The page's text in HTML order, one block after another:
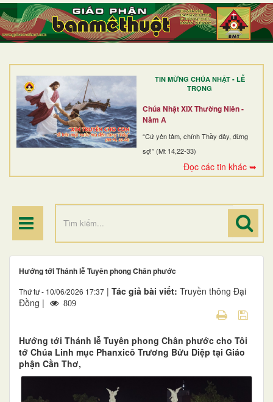
TIN MỪNG CHÚA NHẬT - LỄ
TRỌNG
Chúa Nhật XIX Thường Niên -
Năm A
“Cứ yên tâm, chính Thầy đây, đừng
sợ!” (Mt 14,22-33)
Đọc các tin khác ➥
TRANG NHẤT
GIỚI THIỆU
DÒNG TU
BAN MỤC VỤ
ĐOÀN THỂ CG
ĐIỂM HÀNH HƯƠNG
Hướng tới Thánh lễ Tuyên phong Chân phước
Thứ tư - 10/06/2026 17:37 | Tác giả bài viết: Truyền thông Đại
Đồng |
809
Hướng tới Thánh lễ Tuyên phong Chân phước cho Tôi
tớ Chúa Linh mục Phanxicô Trương Bửu Diệp tại Giáo
phận Cần Thơ,